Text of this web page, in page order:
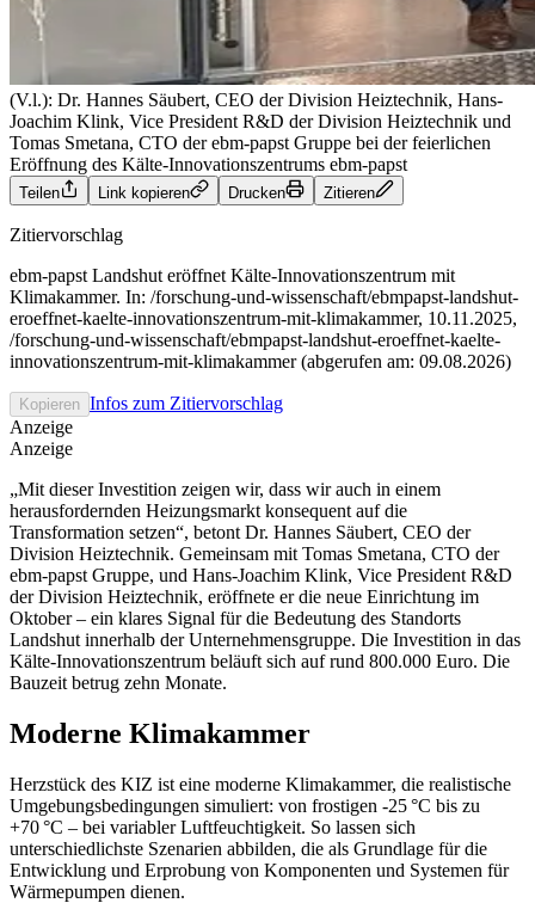
(V.l.): Dr. Hannes Säubert, CEO der Division Heiztechnik, Hans-
Joachim Klink, Vice President R&D der Division Heiztechnik und
Tomas Smetana, CTO der ebm-papst Gruppe bei der feierlichen
Eröffnung des Kälte-Innovationszentrums ebm-papst
Teilen Link kopieren Drucken Zitieren
Zitiervorschlag
ebm‑papst Landshut eröffnet Kälte-Innovationszentrum mit
Klimakammer. In: /forschung-und-wissenschaft/ebmpapst-landshut-
eroeffnet-kaelte-innovationszentrum-mit-klimakammer, 10.11.2025,
/forschung-und-wissenschaft/ebmpapst-landshut-eroeffnet-kaelte-
innovationszentrum-mit-klimakammer (abgerufen am: 09.08.2026)
Kopieren Infos zum Zitiervorschlag
Anzeige
Anzeige
„Mit dieser Investition zeigen wir, dass wir auch in einem
herausfordernden Heizungsmarkt konsequent auf die
Transformation setzen“, betont Dr. Hannes Säubert, CEO der
Division Heiztechnik. Gemeinsam mit Tomas Smetana, CTO der
ebm‑papst Gruppe, und Hans-Joachim Klink, Vice President R&D
der Division Heiztechnik, eröffnete er die neue Einrichtung im
Oktober – ein klares Signal für die Bedeutung des Standorts
Landshut innerhalb der Unternehmensgruppe. Die Investition in das
Kälte-Innovationszentrum beläuft sich auf rund 800.000 Euro. Die
Bauzeit betrug zehn Monate.
Moderne Klimakammer
Herzstück des KIZ ist eine moderne Klimakammer, die realistische
Umgebungsbedingungen simuliert: von frostigen -25 °C bis zu
+70 °C – bei variabler Luftfeuchtigkeit. So lassen sich
unterschiedlichste Szenarien abbilden, die als Grundlage für die
Entwicklung und Erprobung von Komponenten und Systemen für
Wärmepumpen dienen.